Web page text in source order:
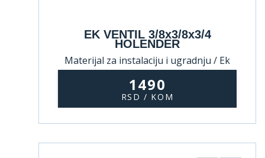
EK VENTIL 3/8x3/8x3/4
HOLENDER
Materijal za instalaciju i ugradnju / Ek
1490
RSD / KOM